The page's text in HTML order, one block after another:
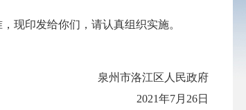
现印发给你们，请认真组织实施。
泉州市洛江区人民政府
2021年7月26日